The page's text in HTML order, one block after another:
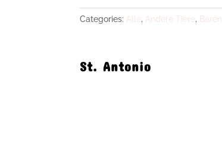
Categories: Alle , Andere Tiere , Bären
St. Antonio